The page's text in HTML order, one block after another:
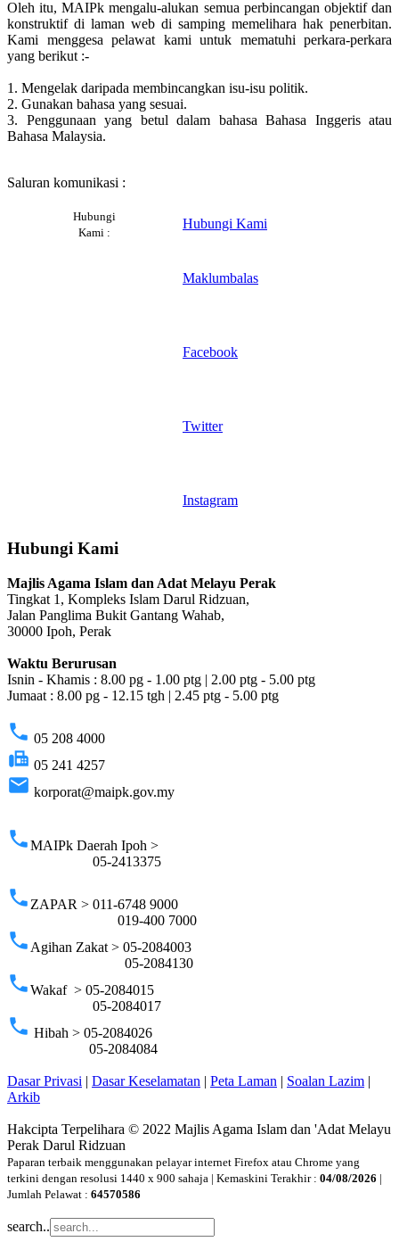
Oleh itu, MAIPk mengalu-alukan semua perbincangan objektif dan
konstruktif di laman web di samping memelihara hak penerbitan.
Kami menggesa pelawat kami untuk mematuhi perkara-perkara
yang berikut :-
1. Mengelak daripada membincangkan isu-isu politik.
2. Gunakan bahasa yang sesuai.
3. Penggunaan yang betul dalam bahasa Bahasa Inggeris atau
Bahasa Malaysia.
Saluran komunikasi :
Hubungi
Kami :
Hubungi Kami
Maklumbalas
Facebook
Twitter
Instagram
Hubungi Kami
Majlis Agama Islam dan Adat Melayu Perak
Tingkat 1, Kompleks Islam Darul Ridzuan,
Jalan Panglima Bukit Gantang Wahab,
30000 Ipoh, Perak
Waktu Berurusan
Isnin - Khamis : 8.00 pg - 1.00 ptg | 2.00 ptg - 5.00 ptg
Jumaat : 8.00 pg - 12.15 tgh | 2.45 ptg - 5.00 ptg
phone 05 208 4000
fax 05 241 4257
email korporat@maipk.gov.my
phoneMAIPk Daerah Ipoh >
05-2413375
phone ZAPAR > 011-6748 9000
019-400 7000
phone Agihan Zakat > 05-2084003
05-2084130
phoneWakaf > 05-2084015
05-2084017
phone Hibah > 05-2084026
05-2084084
Dasar Privasi | Dasar Keselamatan | Peta Laman | Soalan Lazim |
Arkib
Hakcipta Terpelihara © 2022 Majlis Agama Islam dan 'Adat Melayu
Perak Darul Ridzuan
Paparan terbaik menggunakan pelayar internet Firefox atau Chrome yang
terkini dengan resolusi 1440 x 900 sahaja | Kemaskini Terakhir : 04/08/2026 |
Jumlah Pelawat : 64570586
search..